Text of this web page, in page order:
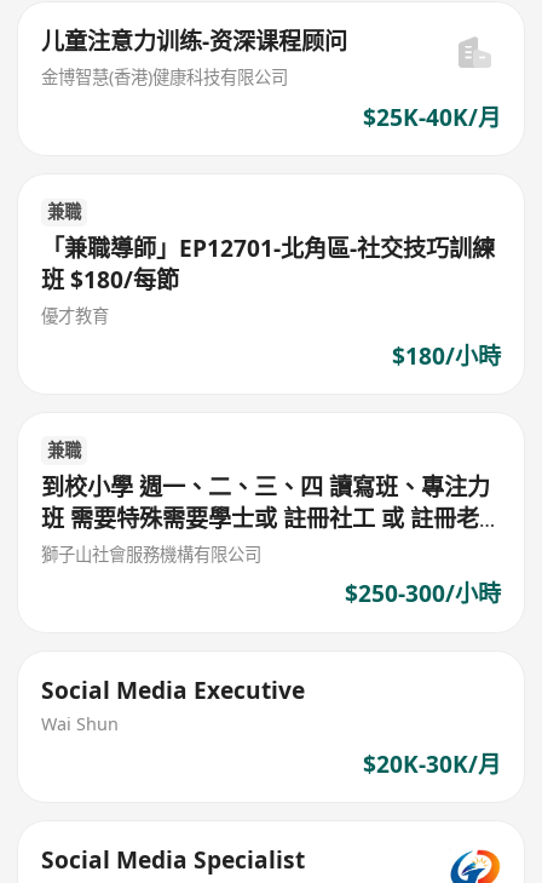
儿童注意力训练-资深课程顾问
金博智慧(香港)健康科技有限公司
$25K-40K/月
兼職
「兼職導師」EP12701-北角區-社交技巧訓練
班 $180/每節
優才教育
$180/小時
兼職
到校小學 週一、二、三、四 讀寫班、專注力
班 需要特殊需要學士或 註冊社工 或 註冊老
師 或 心理學學士 $300/堂 (筲箕灣東)
獅子山社會服務機構有限公司
$250-300/小時
Social Media Executive
Wai Shun
$20K-30K/月
Social Media Specialist